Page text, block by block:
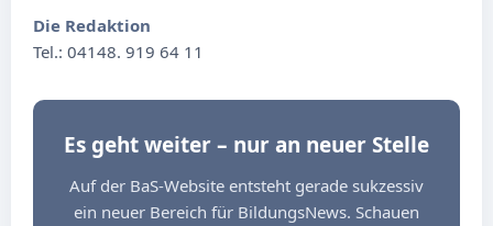
Die Redaktion
Tel.: 04148. 919 64 11
Es geht weiter – nur an neuer Stelle
Auf der BaS-Website entsteht gerade sukzessiv
ein neuer Bereich für BildungsNews. Schauen